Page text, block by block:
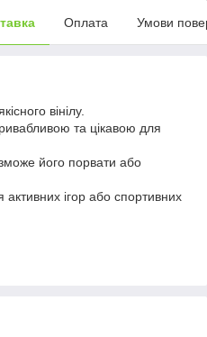
Оплата Умови
вінілу.
та цікавою для
його порвати або
активних ігор або спортивних